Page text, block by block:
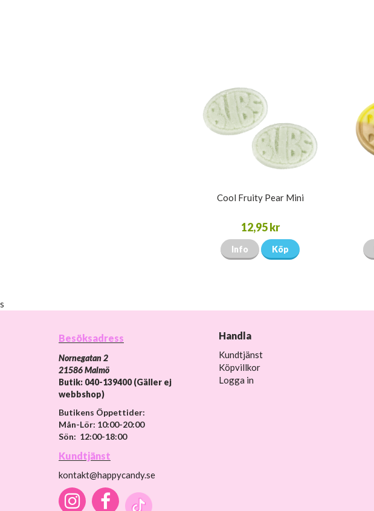
Cool Fruity Pear Mini
12,95 kr
Info Köp
s
Besöksadress
Nornegatan 2
21586 Malmö
Butik: 040-139400 (Gäller ej
webbshop)
Butikens Öppettider:
Mån-Lör: 10:00-20:00
Sön: 12:00-18:00
Kundtjänst
kontakt@happycandy.se
Handla
Kundtjänst
Köpvillkor
Logga in